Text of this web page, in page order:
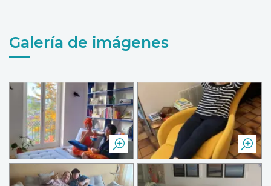
Galería de imágenes